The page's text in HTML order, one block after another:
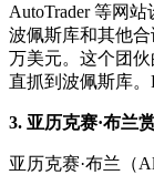
AutoTrader 等网
波佩斯库和其他
万美元。这个团
直抓到波佩斯库。
3. 亚历克赛·布兰
亚历克赛·布兰（